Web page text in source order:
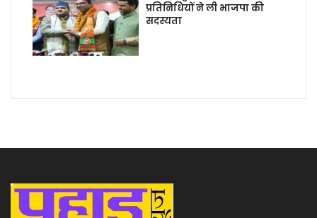
प्रतिनिधियों ने ली भाजपा की
सदस्यता